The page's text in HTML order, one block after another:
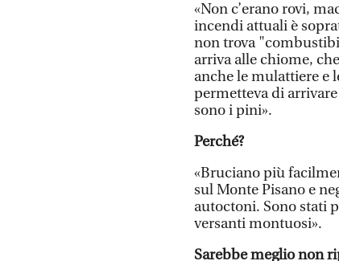
«Non c’erano rovi,
incendi attuali è
non trova
arriva alle chiome,
anche le mulattiere e
permetteva di
sono i pini».
Perché?
«Bruciano più
sul Monte Pisano e
autoctoni. Sono stati
versanti montuosi».
Sarebbe meglio non